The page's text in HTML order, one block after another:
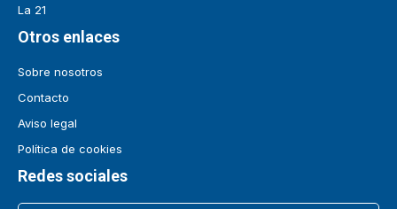
La 21
Otros enlaces
Sobre nosotros
Contacto
Aviso legal
Política de cookies
Redes sociales